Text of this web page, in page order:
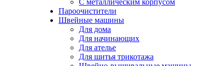
С металлическим корпусом
Пароочистители
Швейные машины
Для дома
Для начинающих
Для ателье
Для шитья трикотажа